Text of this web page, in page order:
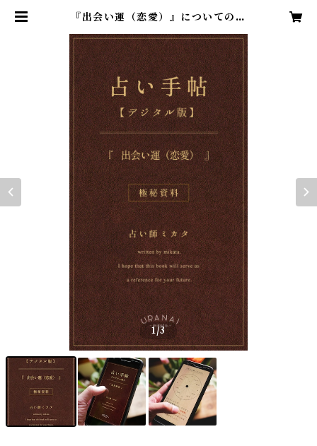
『出会い運（恋愛）』についての四
1/3